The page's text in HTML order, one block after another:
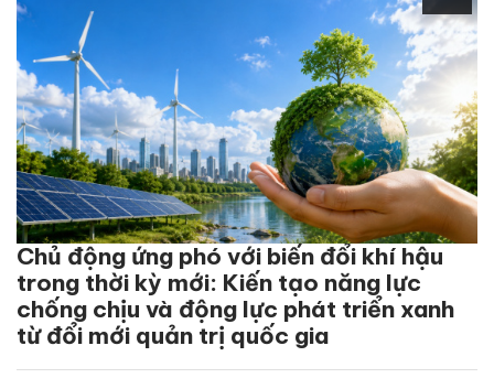
Chủ động ứng phó với biến đổi khí hậu
trong thời kỳ mới: Kiến tạo năng lực
chống chịu và động lực phát triển xanh
từ đổi mới quản trị quốc gia